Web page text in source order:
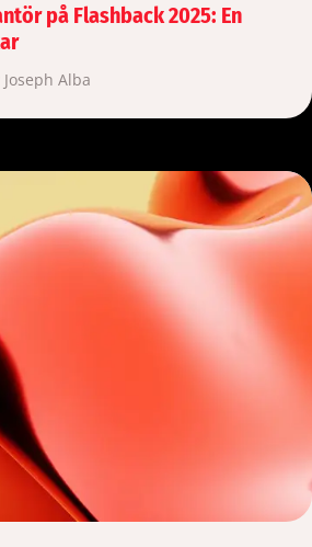
på Flashback 2025: En
Alba